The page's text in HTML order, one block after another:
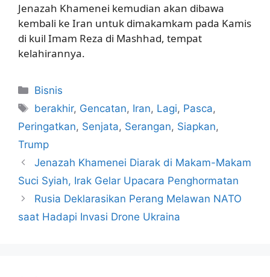
Jenazah Khamenei kemudian akan dibawa
kembali ke Iran untuk dimakamkam pada Kamis
di kuil Imam Reza di Mashhad, tempat
kelahirannya.
Kategori
Bisnis
Tag
berakhir, Gencatan, Iran, Lagi, Pasca,
Peringatkan, Senjata, Serangan, Siapkan,
Trump
Jenazah Khamenei Diarak di Makam-Makam
Suci Syiah, Irak Gelar Upacara Penghormatan
Rusia Deklarasikan Perang Melawan NATO
saat Hadapi Invasi Drone Ukraina